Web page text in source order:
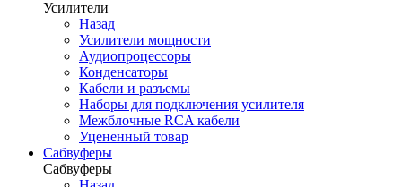
Усилители
Назад
Усилители мощности
Аудиопроцессоры
Конденсаторы
Кабели и разъемы
Наборы для подключения усилителя
Межблочные RCA кабели
Уцененный товар
Сабвуферы
Сабвуферы